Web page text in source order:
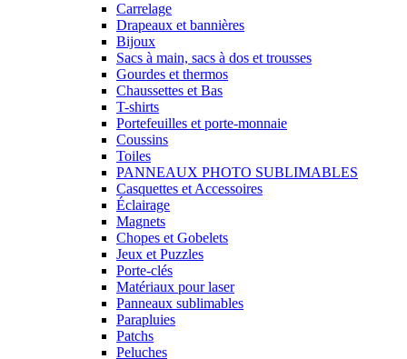
Carrelage
Drapeaux et bannières
Bijoux
Sacs à main, sacs à dos et trousses
Gourdes et thermos
Chaussettes et Bas
T-shirts
Portefeuilles et porte-monnaie
Coussins
Toiles
PANNEAUX PHOTO SUBLIMABLES
Casquettes et Accessoires
Éclairage
Magnets
Chopes et Gobelets
Jeux et Puzzles
Porte-clés
Matériaux pour laser
Panneaux sublimables
Parapluies
Patchs
Peluches